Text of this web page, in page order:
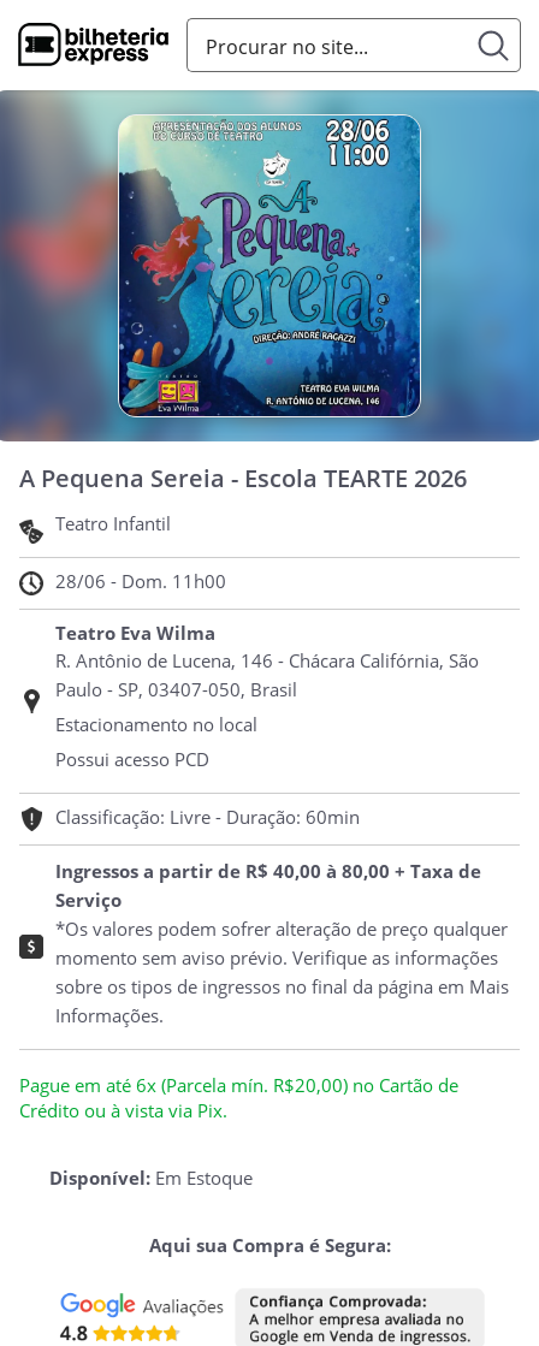
A Pequena Sereia - Escola TEARTE 2026
Teatro Infantil
28/06 - Dom. 11h00
Teatro Eva Wilma
R. Antônio de Lucena, 146 - Chácara Califórnia, São
Paulo - SP, 03407-050, Brasil
Estacionamento no local
Possui acesso PCD
Classificação: Livre - Duração: 60min
Ingressos a partir de R$ 40,00 à 80,00 + Taxa de
Serviço
*Os valores podem sofrer alteração de preço qualquer
momento sem aviso prévio. Verifique as informações
sobre os tipos de ingressos no final da página em Mais
Informações.
Pague em até 6x (Parcela mín. R$20,00) no Cartão de
Crédito ou à vista via Pix.
Disponível: Em Estoque
Aqui sua Compra é Segura: